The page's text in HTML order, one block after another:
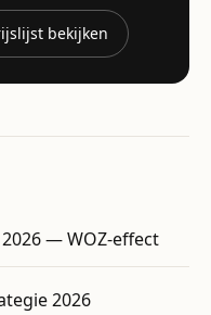
bekijken
— WOZ-effect
2026